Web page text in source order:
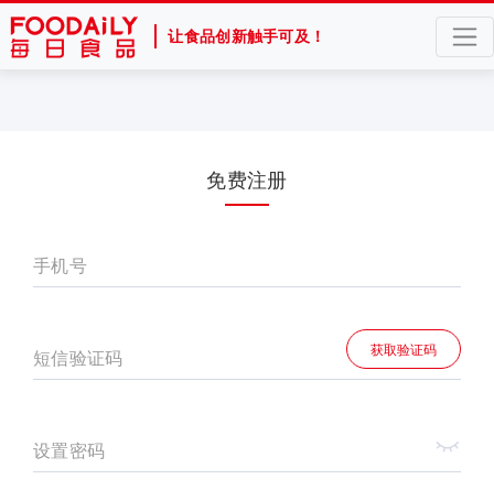
让食品创新触手可及！
免费注册
手机号
短信验证码 获取验证码
设置密码